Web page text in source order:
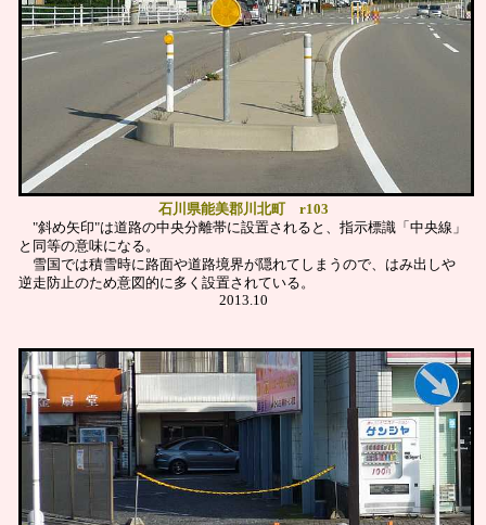
石川県能美郡川北町 r103
"斜め矢印"は道路の中央分離帯に設置されると、指示標識「中央線」
と同等の意味になる。
雪国では積雪時に路面や道路境界が隠れてしまうので、 はみ出しや
逆走防止のため意図的に多く設置されている。
2013.10